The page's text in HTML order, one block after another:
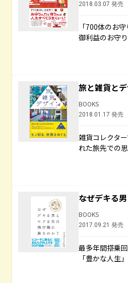
2018.03.07 発売
「700体のお
御利益のお守
旅と雑貨と
BOOKS
2018.01.17 発売
雑貨コレクタ
れた旅先での
なぜデキる
BOOKS
2017.09.21 発売
最多年間搭乗
「豊かな人生